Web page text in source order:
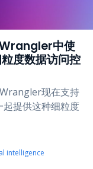
中使
度数据访问控
现在支持
提供这种细粒度
intelligence